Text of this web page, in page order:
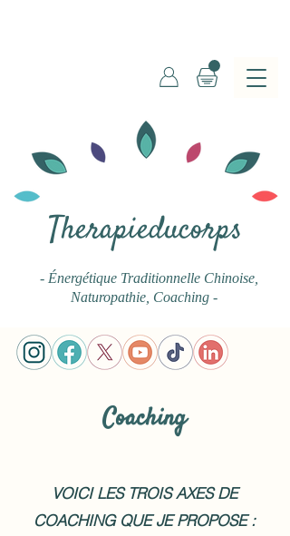
Therapieducorps
- Énergétique Traditionnelle Chinoise
Naturopathie, Coaching -
Coaching
VOICI LES TROIS AXES DE
COACHING QUE JE PROPOSE :